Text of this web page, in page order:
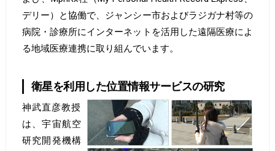
デリー）と協働で、ジャンシー市およびラジガナ村等の
病院・診療所にインターネットを活用した遠隔医療によ
る地域医療連携に取り組んでいます。
衛星を利用した位置情報サービスの研究
神武直彦教授
は、宇宙航空
研究開発機構